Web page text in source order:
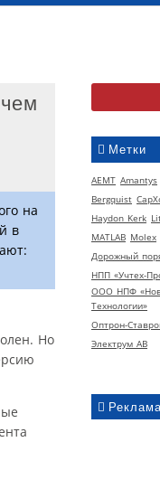
Метки
AEMT Amantys
Bergquist
Haydon Kerk
MATLAB Molex
Дорожный
НПП «Учтех-
ООО НПФ
Технологии»
Оптрон-
Электрум АВ
Реклама
на
в
Но